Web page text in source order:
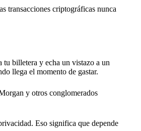
transacciones criptográficas nunca
billetera y echa un vistazo a un
llega el momento de gastar.
y otros conglomerados
Eso significa que depende